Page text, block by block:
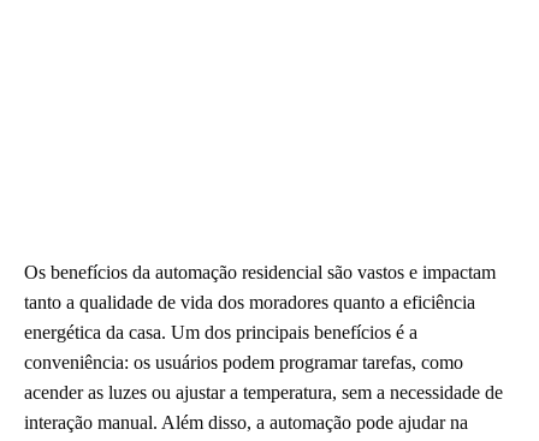
Os benefícios da automação residencial são vastos e impactam
tanto a qualidade de vida dos moradores quanto a eficiência
energética da casa. Um dos principais benefícios é a
conveniência: os usuários podem programar tarefas, como
acender as luzes ou ajustar a temperatura, sem a necessidade de
interação manual. Além disso, a automação pode ajudar na